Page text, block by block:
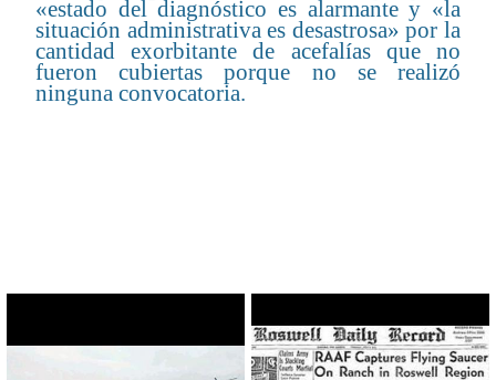
«estado del diagnóstico es alarmante y «la
situación administrativa es desastrosa» por la
cantidad exorbitante de acefalías que no
fueron cubiertas porque no se realizó
ninguna convocatoria.